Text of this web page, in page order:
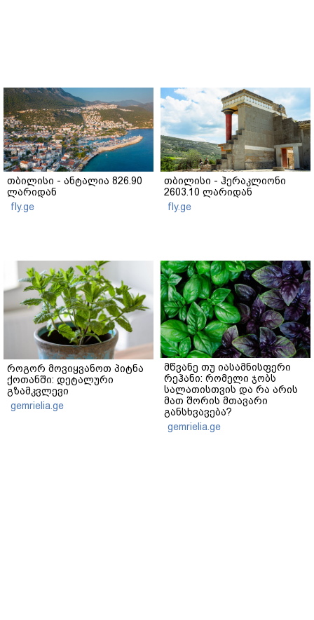
თბილისი - ანტალია 826.90
ლარიდან
fly.ge
თბილისი - ჰერაკლიონი
2603.10 ლარიდან
fly.ge
როგორ მოვიყვანოთ პიტნა
ქოთანში: დეტალური
გზამკვლევი
gemrielia.ge
მწვანე თუ იასამნისფერი
რეჰანი: რომელი ჯობს
სალათისთვის და რა არის
მათ შორის მთავარი
განსხვავება?
gemrielia.ge